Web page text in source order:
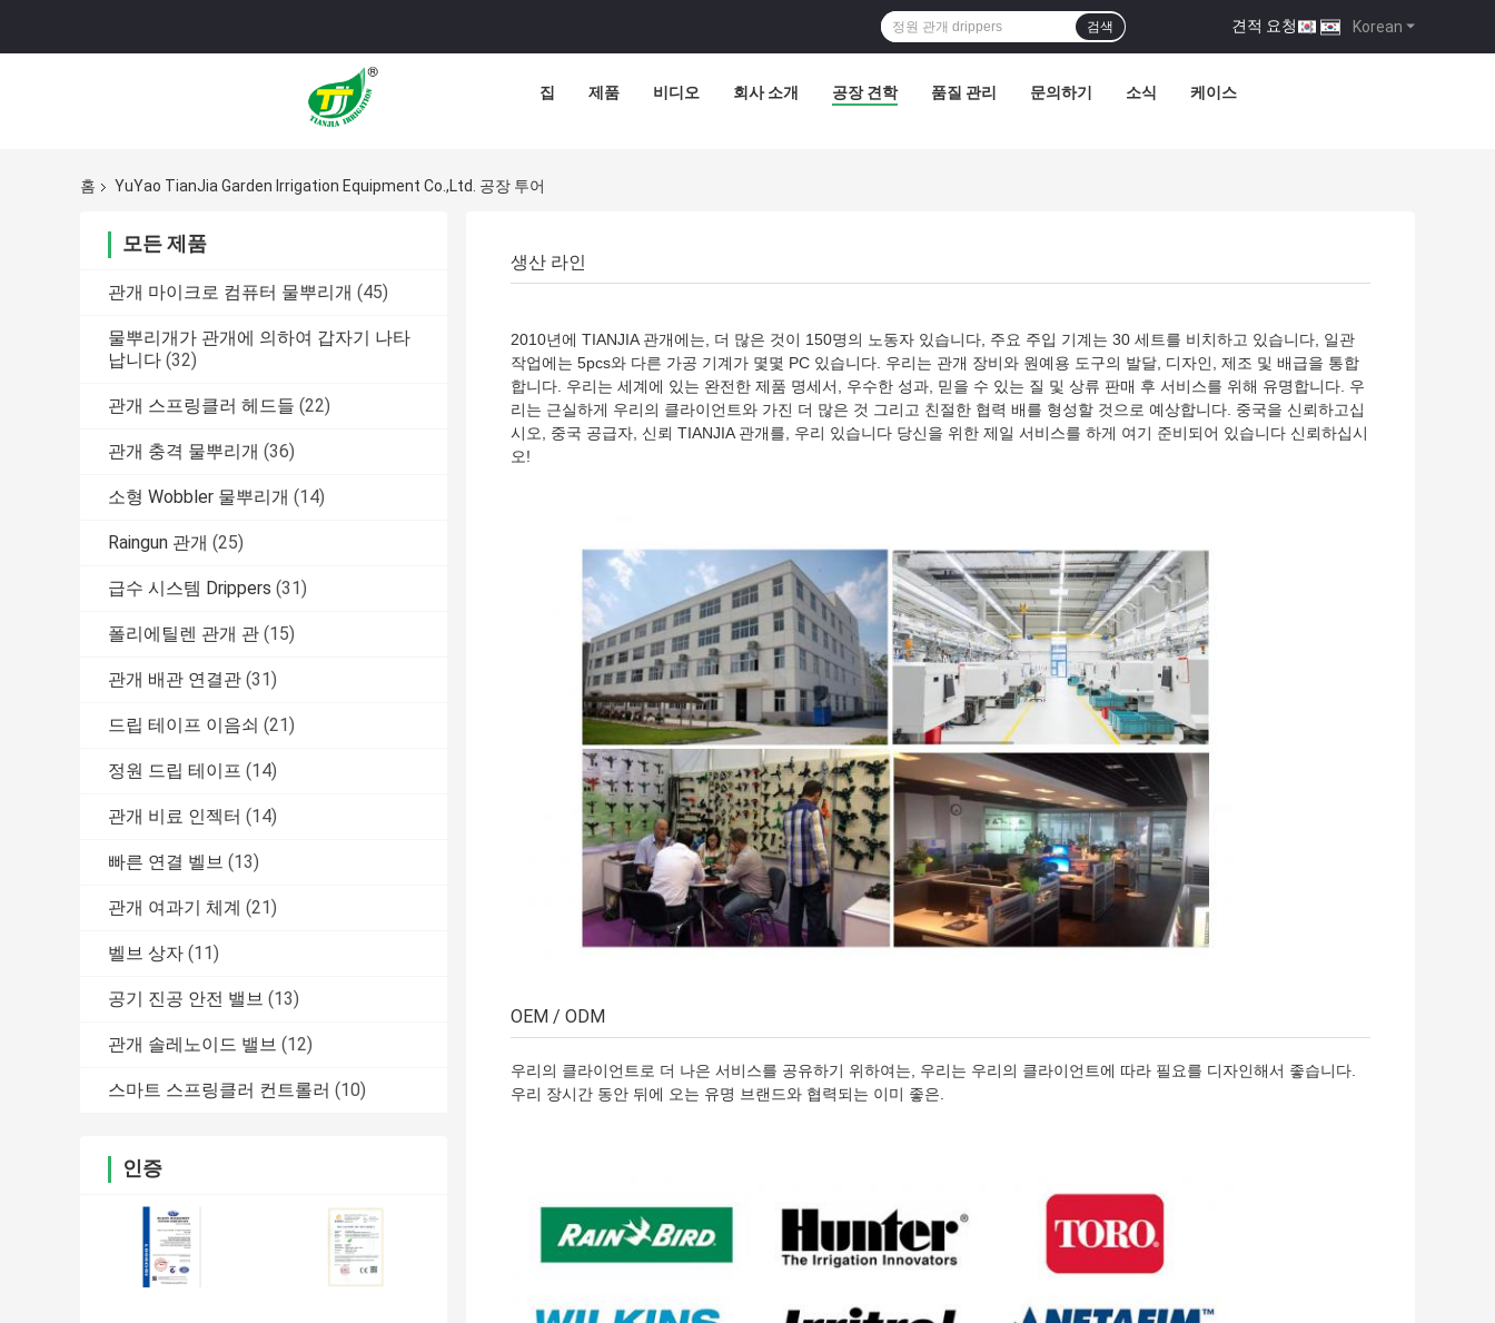
Korean
견적 요청 |
검색
집 제품 비디오 회사 소개 공장 견학 품질 관리 문의하기 소식 케이스
홈 YuYao TianJia Garden Irrigation Equipment Co.,Ltd. 공장 투어
모든 제품
관개 마이크로 컴퓨터 물뿌리개 (45)
물뿌리개가 관개에 의하여 갑자기 나타
납니다 (32)
관개 스프링클러 헤드들 (22)
관개 충격 물뿌리개 (36)
소형 Wobbler 물뿌리개 (14)
Raingun 관개 (25)
급수 시스템 Drippers (31)
폴리에틸렌 관개 관 (15)
관개 배관 연결관 (31)
드립 테이프 이음쇠 (21)
정원 드립 테이프 (14)
관개 비료 인젝터 (14)
빠른 연결 벨브 (13)
관개 여과기 체계 (21)
벨브 상자 (11)
공기 진공 안전 밸브 (13)
관개 솔레노이드 밸브 (12)
스마트 스프링클러 컨트롤러 (10)
인증
생산 라인
2010년에 TIANJIA 관개에는, 더 많은 것이 150명의 노동자 있습니다, 주요 주입 기계는 30 세트를 비치하고 있습니다, 일관
작업에는 5pcs와 다른 가공 기계가 몇몇 PC 있습니다. 우리는 관개 장비와 원예용 도구의 발달, 디자인, 제조 및 배급을 통합
합니다. 우리는 세계에 있는 완전한 제품 명세서, 우수한 성과, 믿을 수 있는 질 및 상류 판매 후 서비스를 위해 유명합니다. 우
리는 근실하게 우리의 클라이언트와 가진 더 많은 것 그리고 친절한 협력 배를 형성할 것으로 예상합니다. 중국을 신뢰하고십
시오, 중국 공급자, 신뢰 TIANJIA 관개를, 우리 있습니다 당신을 위한 제일 서비스를 하게 여기 준비되어 있습니다 신뢰하십시
오!
OEM / ODM
우리의 클라이언트로 더 나은 서비스를 공유하기 위하여는, 우리는 우리의 클라이언트에 따라 필요를 디자인해서 좋습니다.
우리 장시간 동안 뒤에 오는 유명 브랜드와 협력되는 이미 좋은.